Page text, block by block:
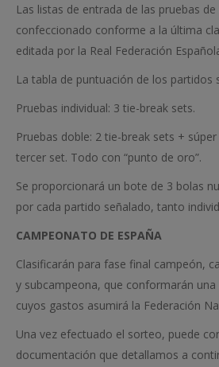
Las listas de entrada de las pruebas
confeccionado conforme a la última
editada por la Real Federación
La tabla de puntuación de los partidos
Pruebas individual: 3 tie-break sets.
Pruebas doble: 2 tie-break sets +
tercer set. Todo con “punto de oro”.
Se proporcionará un bote de 3 bolas
por cada partido señalado, tanto
CAMPEONATO DE ESPAÑA
Clasificarán para fase final campeón,
y subcampeona, que conformarán una
cuyos gastos asumirá la Federación
Una vez efectuado el sorteo, puede
documentación que detallamos a